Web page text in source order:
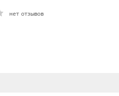
нет отзывов